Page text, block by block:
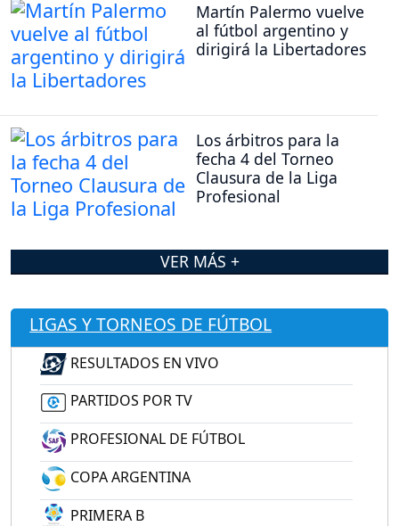
Martín Palermo vuelve
al fútbol argentino y
dirigirá la Libertadores
Los árbitros para la
fecha 4 del Torneo
Clausura de la Liga
Profesional
VER MÁS +
LIGAS Y TORNEOS DE FÚTBOL
RESULTADOS EN VIVO
PARTIDOS POR TV
PROFESIONAL DE FÚTBOL
COPA ARGENTINA
PRIMERA B